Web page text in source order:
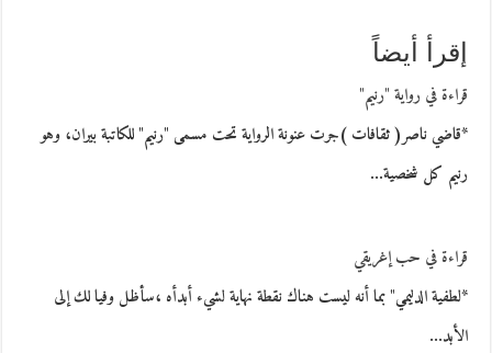
إقرأ أيضاً
قراءة في رواية "رنيم"
*قاضي ناصر( ثقافات )جرت عنونة الرواية تحت مسمى "رنيم" للكاتبة بيران، وهو
رنيم كل شخصية…
قراءة في حب إغريقي
*لطفية الدليمي" بما أنه ليست هناك نقطة نهاية لشيء أبدأه ،سأظل وفيا لك إلى
الأبد…